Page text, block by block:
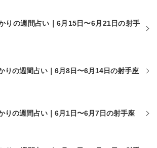
りの週間占い｜6月15日〜6月21日の射手
りの週間占い｜6月8日〜6月14日の射手座
りの週間占い｜6月1日〜6月7日の射手座